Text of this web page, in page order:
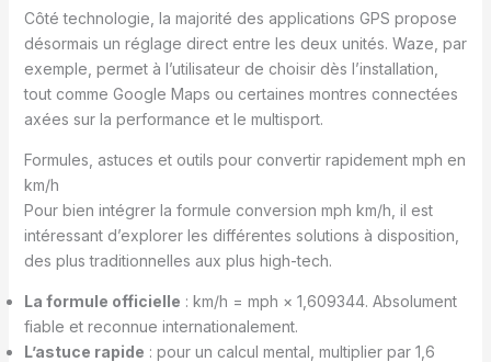
Côté technologie, la majorité des applications GPS propose
désormais un réglage direct entre les deux unités. Waze, par
exemple, permet à l’utilisateur de choisir dès l’installation,
tout comme Google Maps ou certaines montres connectées
axées sur la performance et le multisport.
Formules, astuces et outils pour convertir rapidement mph en
km/h
Pour bien intégrer la formule conversion mph km/h, il est
intéressant d’explorer les différentes solutions à disposition,
des plus traditionnelles aux plus high-tech.
La formule officielle : km/h = mph × 1,609344. Absolument
fiable et reconnue internationalement.
L’astuce rapide : pour un calcul mental, multiplier par 1,6